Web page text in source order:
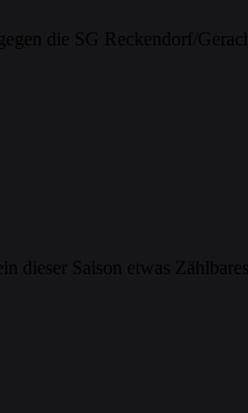
die SG Reckendorf/
dieser Saison etwas